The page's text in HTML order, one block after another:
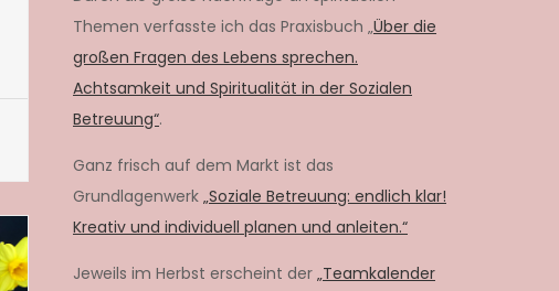
Themen verfasste ich das Praxisbuch „Über die
großen Fragen des Lebens sprechen.
Achtsamkeit und Spiritualität in der Sozialen
Betreuung“.
Ganz frisch auf dem Markt ist das
Grundlagenwerk „Soziale Betreuung: endlich klar!
Kreativ und individuell planen und anleiten.“
Jeweils im Herbst erscheint der „Teamkalender